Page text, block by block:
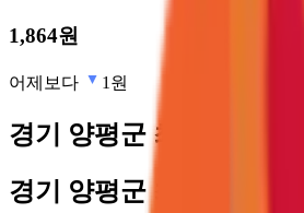
1,864원
어제보다 1원
경기 양평군 최저가 주유소
경기 양평군 최저가 주유소